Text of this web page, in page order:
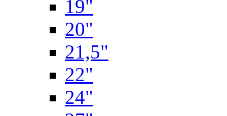
19"
20"
21,5"
22"
24"